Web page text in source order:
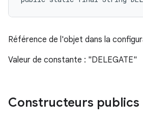
Référence de l'objet dans la
Valeur de constante : "DELEGATE"
Constructeurs publics